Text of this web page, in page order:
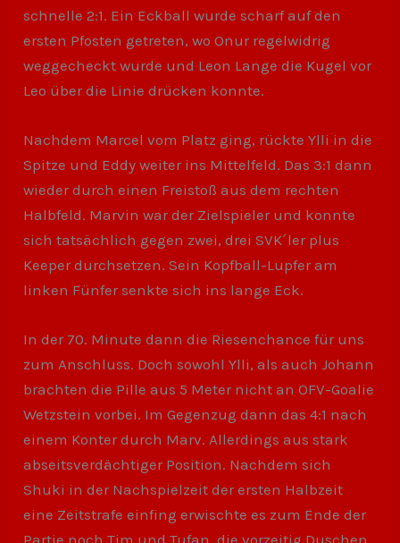
schnelle 2:1. Ein Eckball wurde scharf auf den
ersten Pfosten getreten, wo Onur regelwidrig
weggecheckt wurde und Leon Lange die Kugel vor
Leo über die Linie drücken konnte.
Nachdem Marcel vom Platz ging, rückte Ylli in die
Spitze und Eddy weiter ins Mittelfeld. Das 3:1 dann
wieder durch einen Freistoß aus dem rechten
Halbfeld. Marvin war der Zielspieler und konnte
sich tatsächlich gegen zwei, drei SVK´ler plus
Keeper durchsetzen. Sein Kopfball-Lupfer am
linken Fünfer senkte sich ins lange Eck.
In der 70. Minute dann die Riesenchance für uns
zum Anschluss. Doch sowohl Ylli, als auch Johann
brachten die Pille aus 5 Meter nicht an OFV-Goalie
Wetzstein vorbei. Im Gegenzug dann das 4:1 nach
einem Konter durch Marv. Allerdings aus stark
abseitsverdächtiger Position. Nachdem sich
Shuki in der Nachspielzeit der ersten Halbzeit
eine Zeitstrafe einfing erwischte es zum Ende der
Partie noch Tim und Tufan, die vorzeitig Duschen